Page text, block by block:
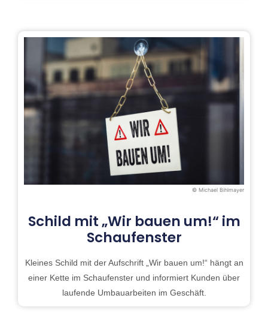
© Michael Bihlmayer
Schild mit „Wir bauen um!“ im
Schaufenster
Kleines Schild mit der Aufschrift „Wir bauen um!“ hängt an
einer Kette im Schaufenster und informiert Kunden über
laufende Umbauarbeiten im Geschäft.